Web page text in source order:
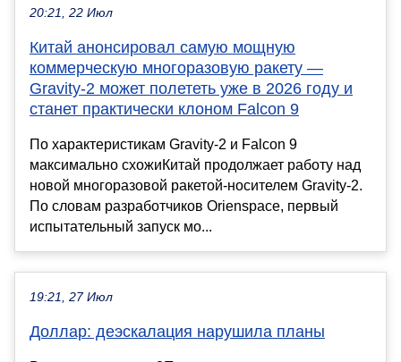
20:21, 22 Июл
Китай анонсировал самую мощную
коммерческую многоразовую ракету —
Gravity-2 может полететь уже в 2026 году и
станет практически клоном Falcon 9
По характеристикам Gravity-2 и Falcon 9
максимально схожиКитай продолжает работу над
новой многоразовой ракетой-носителем Gravity-2.
По словам разработчиков Orienspace, первый
испытательный запуск мо...
19:21, 27 Июл
Доллар: деэскалация нарушила планы